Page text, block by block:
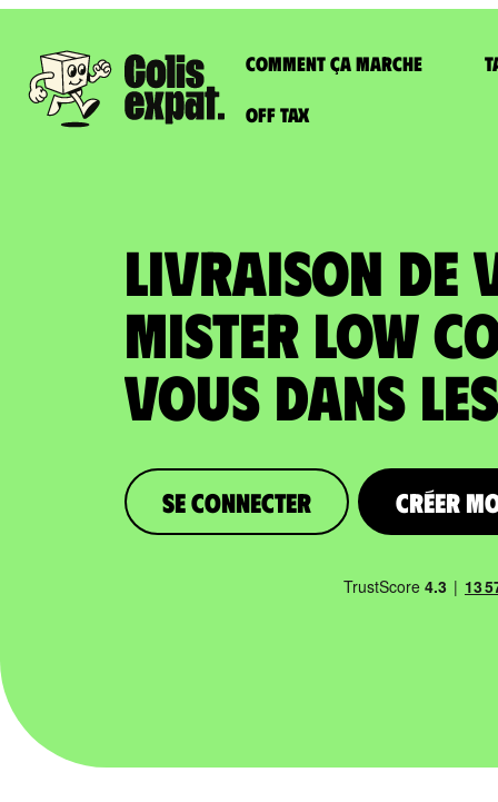
Comment ça marche
Off Tax
LIVRAISON DE
MISTER LOW
vous dans les
Se connecter Créer